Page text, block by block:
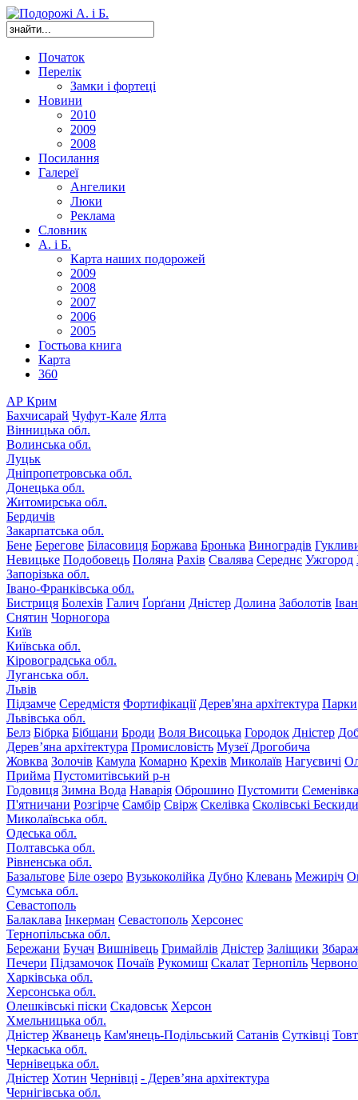
Початок
Перелік
Замки і фортеці
Новини
2010
2009
2008
Посилання
Галереї
Ангелики
Люки
Реклама
Словник
А. і Б.
Карта наших подорожей
2009
2008
2007
2006
2005
Гостьова книга
Карта
360
АР Крим
Бахчисарай Чуфут-Кале Ялта
Вінницька обл.
Волинська обл.
Луцьк
Дніпропетровська обл.
Донецька обл.
Житомирська обл.
Бердичів
Закарпатська обл.
Бене Берегове Біласовиця Боржава Бронька Виноградів
Невицьке Подобовець Поляна Рахів Свалява Середнє Ужгород
Запорізька обл.
Івано-Франківська обл.
Бистриця Болехів Галич Ґорґани Дністер Долина Заболотів
Снятин Чорногора
Київ
Київська обл.
Кіровоградська обл.
Луганська обл.
Львів
Підзамче Середмістя Фортифікації Дерев'яна архітектура Парки
Львівська обл.
Белз Бібрка Бібщани Броди Воля Висоцька Городок Дністер
Дерев’яна архітектура Промисловість Музеї Дрогобича
Жовква Золочів Камула Комарно Крехів Миколаїв Нагуєвичі
Прийма Пустомитівський р-н
Годовиця Зимна Вода Наварія Оброшино Пустомити Семенівка
П'ятничани Розгірче Самбір Свірж Скелівка Сколівські Бескиди
Миколаївська обл.
Одеська обл.
Полтавська обл.
Рівненська обл.
Базальтове Біле озеро Вузькоколійка Дубно Клевань Межиріч
Сумська обл.
Севастополь
Балаклава Інкерман Севастополь Херсонес
Тернопільська обл.
Бережани Бучач Вишнівець Гримайлів Дністер Заліщики
Печери Підзамочок Почаїв Рукомиш Скалат Тернопіль
Харківська обл.
Херсонська обл.
Олешківські піски Скадовськ Херсон
Хмельницька обл.
Дністер Жванець Кам'янець-Подільський Сатанів Сутківці
Черкаська обл.
Чернівецька обл.
Дністер Хотин Чернівці - Дерев’яна архітектура
Чернігівська обл.